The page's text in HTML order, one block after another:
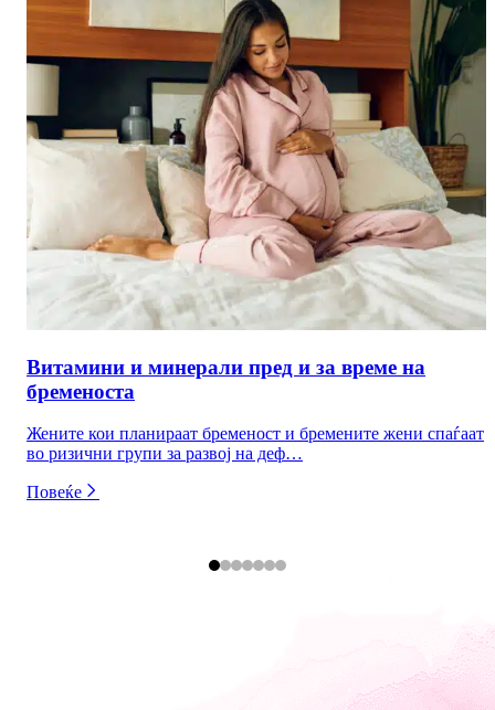
Витамини и минерали пред и за време на
бременоста
Жените кои планираат бременост и бремените жени спаѓаат
во ризични групи за развој на деф…
Повеќе